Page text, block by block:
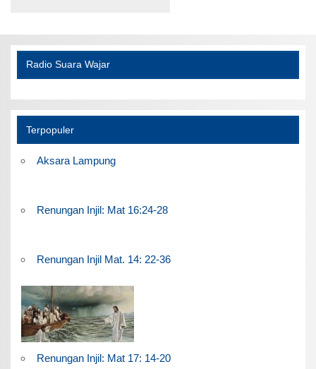
Radio Suara Wajar
Terpopuler
Aksara Lampung
Renungan Injil: Mat 16:24-28
Renungan Injil Mat. 14: 22-36
Renungan Injil: Mat 17: 14-20